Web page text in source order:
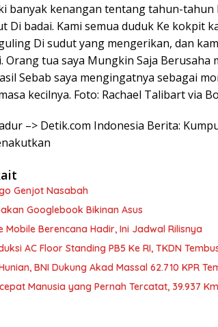
banyak kenangan tentang tahun-
Di badai. Kami semua duduk Ke kokpit
Di sudut yang mengerikan, dan
Orang tua saya Mungkin Saja
Sebab saya mengingatnya sebagai
kecilnya. Foto: Rachael Talibart via
–> Detik.com Indonesia Berita:
Genjot Nasabah
Googlebook Bikinan Asus
Mobile Berencana Hadir, Ini Jadwal Rilisnya
AC Floor Standing PB5 Ke RI, TKDN
BNI Dukung Akad Massal 62.710 KPR
Manusia yang Pernah Tercatat, 39.937